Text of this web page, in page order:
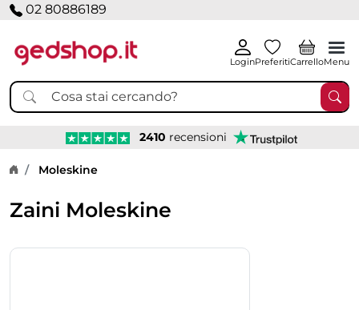
02 80886189
LoginPreferitiCarrelloMenu
2410 recensioni
Home page
Moleskine
Zaini Moleskine